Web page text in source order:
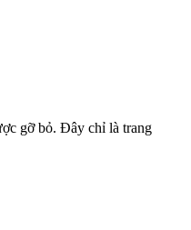
gỡ bỏ. Đây chỉ là trang